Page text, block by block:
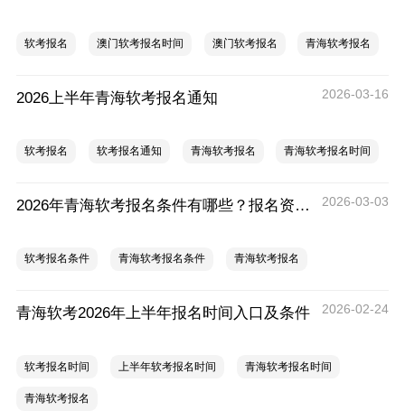
软考报名 澳门软考报名时间 澳门软考报名 青海软考报名
2026上半年青海软考报名通知 2026-03-16
软考报名 软考报名通知 青海软考报名 青海软考报名时间
2026年青海软考报名条件有哪些？报名资料有要求吗？ 2026-03-03
软考报名条件 青海软考报名条件 青海软考报名
青海软考2026年上半年报名时间入口及条件 2026-02-24
软考报名时间 上半年软考报名时间 青海软考报名时间
青海软考报名